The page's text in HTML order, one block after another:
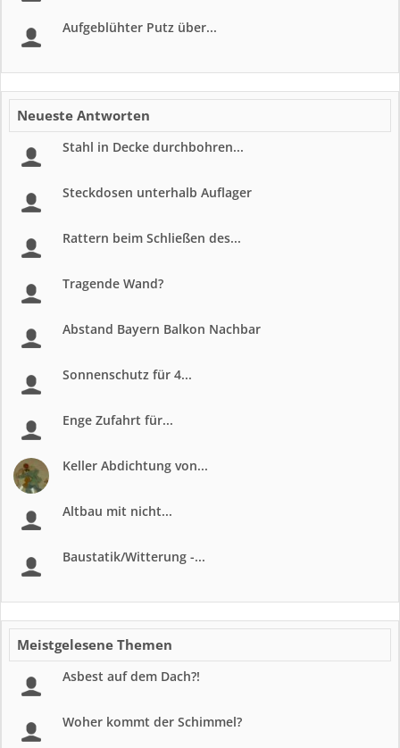
Aufgeblühter Putz über...
Neueste Antworten
Stahl in Decke durchbohren...
Steckdosen unterhalb Auflager
Rattern beim Schließen des...
Tragende Wand?
Abstand Bayern Balkon Nachbar
Sonnenschutz für 4...
Enge Zufahrt für...
Keller Abdichtung von...
Altbau mit nicht...
Baustatik/Witterung -...
Meistgelesene Themen
Asbest auf dem Dach?!
Woher kommt der Schimmel?